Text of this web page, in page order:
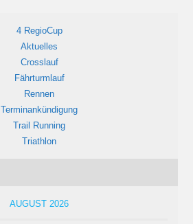
4 RegioCup
Aktuelles
Crosslauf
Fährturmlauf
Rennen
Terminankündigung
Trail Running
Triathlon
AUGUST 2026